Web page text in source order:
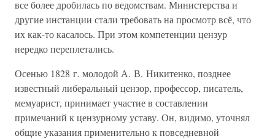
все более дробилась по ведомствам. Министерства и
другие инстанции стали требовать на просмотр всё, что
их как-то касалось. При этом компетенции цензур
нередко переплетались.
Осенью 1828 г. молодой А. В. Никитенко, позднее
известный либеральный цензор, профессор, писатель,
мемуарист, принимает участие в составлении
примечаний к цензурному уставу. Он, видимо, уточнял
общие указания применительно к повседневной